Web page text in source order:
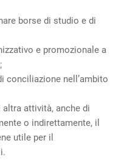
borse di studio e di
e promozionale a
conciliazione nell’ambito
attività, anche di
o indirettamente, il
utile per il